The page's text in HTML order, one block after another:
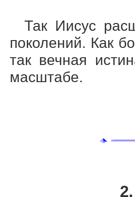
Так Иисус
поколений. Как
так вечная
масштабе.